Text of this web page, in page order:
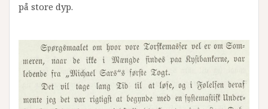
på store dyp.